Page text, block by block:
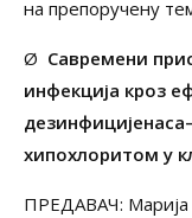
на препоручену
Ø Савремени
инфекција кроз
хипохлоритом у
ПРЕДАВАЧ: Марија